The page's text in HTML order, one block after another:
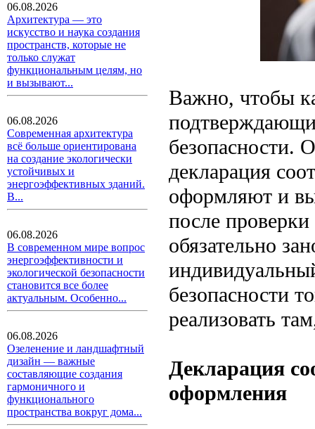
06.08.2026
Архитектура — это
искусство и наука создания
пространств, которые не
только служат
функциональным целям, но
и вызывают...
06.08.2026
Современная архитектура
всё больше ориентирована
на создание экологически
устойчивых и
энергоэффективных зданий.
В...
06.08.2026
В современном мире вопрос
энергоэффективности и
экологической безопасности
становится все более
актуальным. Особенно...
06.08.2026
Озеленение и ландшафтный
дизайн — важные
составляющие создания
гармоничного и
функционального
пространства вокруг дома...
Важно, чтобы
безопасности.
декларация
оформляют и
после
обязательно
безопасности
реализовать
Декларация
оформления